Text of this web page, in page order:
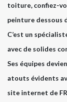
toiture, confiez-
peinture dessous
C’est un
avec de solides
Ses équipes
atouts évidents
site internet de